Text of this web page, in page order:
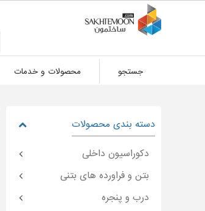
جستجو محصولات و خدمات
دسته بندی محصولات
دکوراسیون داخلی
بتن و فراورده های بتنی
درب و پنجره